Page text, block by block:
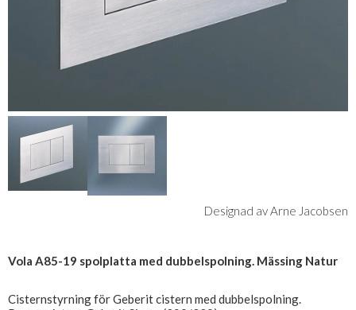
Designad av Arne Jacobsen
Vola A85-19 spolplatta med dubbelspolning. Mässing Natur
Cisternstyrning för Geberit cistern med dubbelspolning.